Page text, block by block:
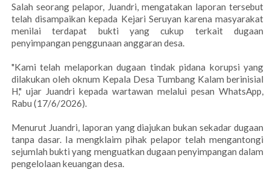
Salah seorang pelapor, Juandri, mengatakan laporan tersebut
telah disampaikan kepada Kejari Seruyan karena masyarakat
menilai terdapat bukti yang cukup terkait dugaan
penyimpangan penggunaan anggaran desa.
"Kami telah melaporkan dugaan tindak pidana korupsi yang
dilakukan oleh oknum Kepala Desa Tumbang Kalam berinisial
H," ujar Juandri kepada wartawan melalui pesan WhatsApp,
Rabu (17/6/2026).
Menurut Juandri, laporan yang diajukan bukan sekadar dugaan
tanpa dasar. Ia mengklaim pihak pelapor telah mengantongi
sejumlah bukti yang menguatkan dugaan penyimpangan dalam
pengelolaan keuangan desa.